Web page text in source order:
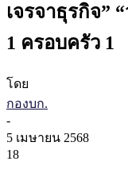
เจรจาธุรกิจ”
1 ครอบครัว 1
โดย
กองบก.
-
5 เมษายน 2568
18